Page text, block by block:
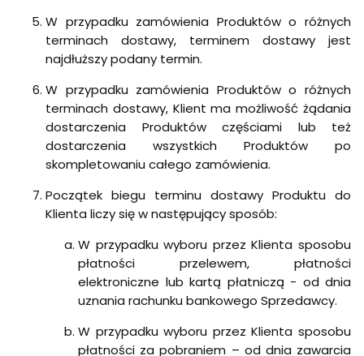
W przypadku zamówienia Produktów o różnych
terminach dostawy, terminem dostawy jest
najdłuższy podany termin.
W przypadku zamówienia Produktów o różnych
terminach dostawy, Klient ma możliwość żądania
dostarczenia Produktów częściami lub też
dostarczenia wszystkich Produktów po
skompletowaniu całego zamówienia.
Początek biegu terminu dostawy Produktu do
Klienta liczy się w następujący sposób:
W przypadku wyboru przez Klienta sposobu
płatności przelewem, płatności
elektroniczne lub kartą płatniczą - od dnia
uznania rachunku bankowego Sprzedawcy.
W przypadku wyboru przez Klienta sposobu
płatności za pobraniem – od dnia zawarcia